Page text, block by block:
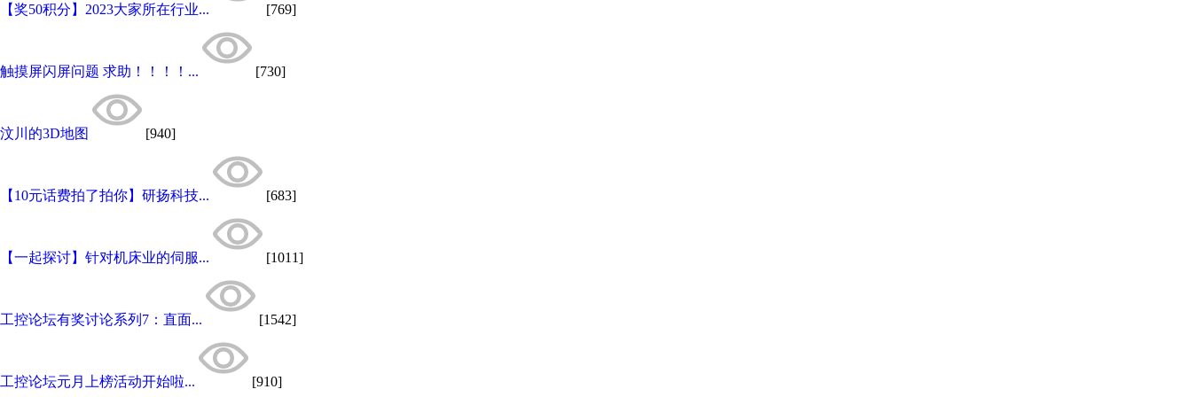
【奖50积分】2023大家所在行业... [769]
触摸屏闪屏问题 求助！！！！... [730]
汶川的3D地图 [940]
【10元话费拍了拍你】研扬科技... [683]
【一起探讨】针对机床业的伺服... [1011]
工控论坛有奖讨论系列7：直面... [1542]
工控论坛元月上榜活动开始啦... [910]